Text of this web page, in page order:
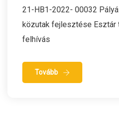
21-HB1-2022- 00032
közutak fejlesztése Esztár
felhívás
Tovább